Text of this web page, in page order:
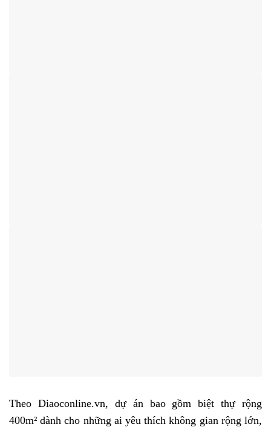
Theo Diaoconline.vn, dự án bao gồm biệt thự rộng
400m² dành cho những ai yêu thích không gian rộng lớn,